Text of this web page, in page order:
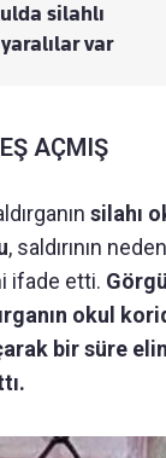
silahlı
var
AÇMIŞ
silahı
, saldırının
ifade etti.
okul
bir süre